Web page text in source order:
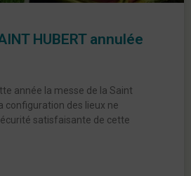
HUBERT annulée
année la messe de la Saint
configuration des lieux ne
satisfaisante de cette